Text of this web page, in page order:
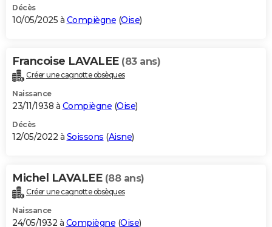
BONS PLANS
Carte de Noël
Carte Bonne année
Carte Saint-Valentin
Carte Pâques
Carte d'anniversaire
DICTIONNAIRE
Dictionnaire
Biographies
Citations
Expressions
Proverbes
PROGRAMME TV
S'inscrire
Se connecter
Lycées
Collèges
Primaires
Universités
Entreprises
Service militaire
Avis de recherche
AVIS DE DÉCÈS
Bricolage
Lifestyle
Culture
Sport
Auto
Television
Voyage
Cinema
Décès
10/05/2025 à Compiègne (Oise)
Francoise LAVALEE (83 ans)
Créer une cagnotte obsèques
Naissance
23/11/1938 à Compiègne (Oise)
Décès
12/05/2022 à Soissons (Aisne)
Michel LAVALEE (88 ans)
Créer une cagnotte obsèques
Naissance
24/05/1932 à Compiègne (Oise)